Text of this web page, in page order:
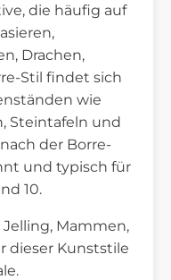
die häufig auf
Drachen,
Stil findet sich
wie
Steintafeln und
der Borre-
und typisch für
10.
Mammen,
dieser Kunststile